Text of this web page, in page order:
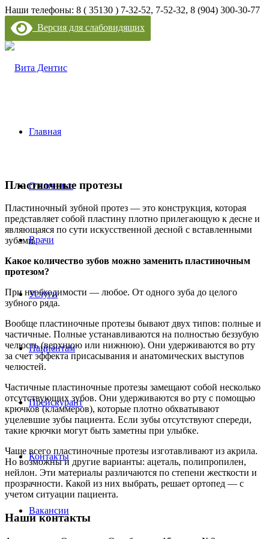
Наши телефоны: 8 ( 35130 ) 7-32-52, 7-52-32, 8 (904) 300-30-77
Версия для слабовидящих
Главная
О клинике
Врачи
Услуги
Пациентам
Прейскурант
Контакты
Вакансии
Пластночные протезы
Пластиночный зубной протез — это конструкция, которая
представляет собой пластину плотно прилегающую к десне и
являющаяся по сути искусственной десной с вставленными
зубами.
Какое количество зубов можно заменить пластиночным
протезом?
При необходимости — любое. От одного зуба до целого
зубного ряда.
Вообще пластиночные протезы бывают двух типов: полные и
частичные. Полные устанавливаются на полностью беззубую
челюсть (верхнюю или нижнюю). Они удерживаются во рту
за счет эффекта присасывания и анатомических выступов
челюстей.
Частичные пластиночные протезы замещают собой несколько
отсутствующих зубов. Они удерживаются во рту с помощью
крючков (кламмеров), которые плотно обхватывают
уцелевшие зубы пациента. Если зубы отсутствуют спереди,
такие крючки могут быть заметны при улыбке.
Чаще всего пластиночные протезы изготавливают из акрила.
Но возможны и другие варианты: ацеталь, полипропилен,
нейлон. Эти материалы различаются по степени жесткости и
прозрачности. Какой из них выбрать, решает ортопед — с
учетом ситуации пациента.
Наши контакты